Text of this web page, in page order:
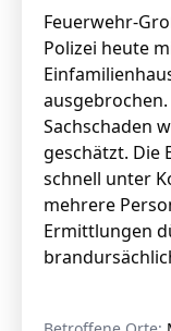
Feuerwehr-
Polizei heute
Sachschaden
geschätzt. Die
schnell unter
mehrere
Ermittlungen